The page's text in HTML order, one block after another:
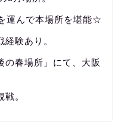
運んで本場所を堪能☆
経験あり。
の春場所」にて、大阪
。